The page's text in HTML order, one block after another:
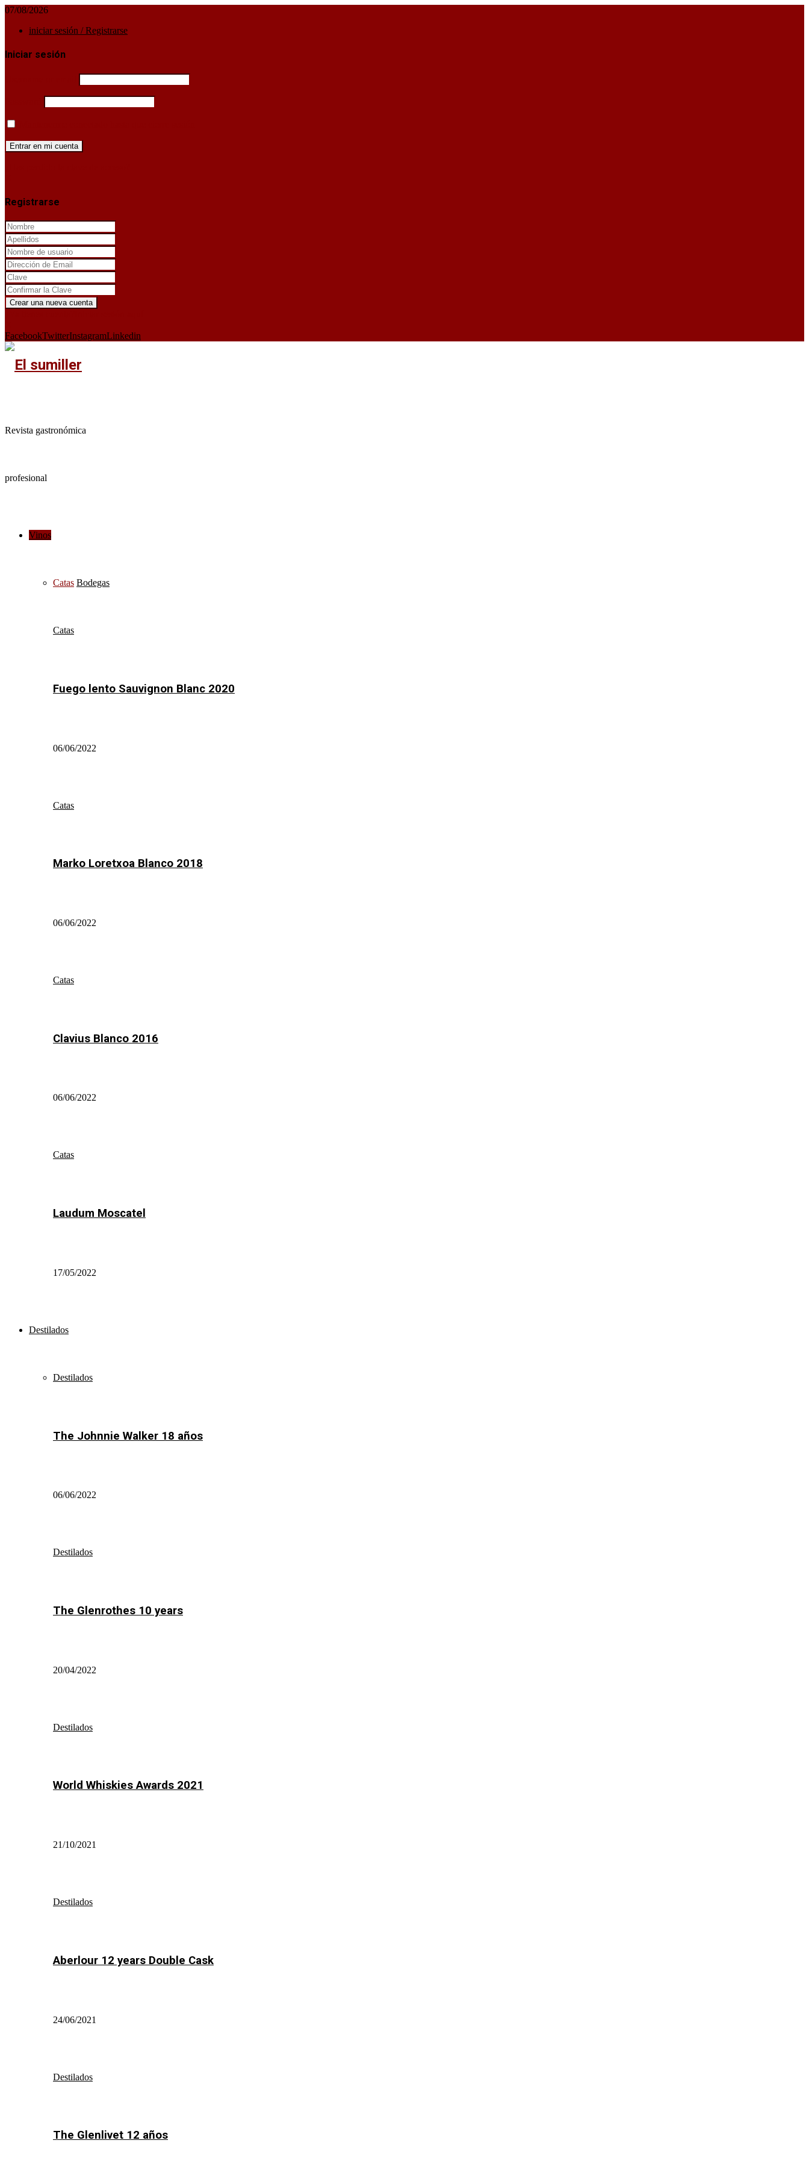
07/08/2026
iniciar sesión / Registrarse
Iniciar sesión
Registrarse
FacebookTwitterInstagramLinkedin
Revista gastronómica
profesional
Vinos
Catas Bodegas
Catas
Fuego lento Sauvignon Blanc 2020
06/06/2022
Catas
Marko Loretxoa Blanco 2018
06/06/2022
Catas
Clavius Blanco 2016
06/06/2022
Catas
Laudum Moscatel
17/05/2022
Destilados
Destilados
The Johnnie Walker 18 años
06/06/2022
Destilados
The Glenrothes 10 years
20/04/2022
Destilados
World Whiskies Awards 2021
21/10/2021
Destilados
Aberlour 12 years Double Cask
24/06/2021
Destilados
The Glenlivet 12 años